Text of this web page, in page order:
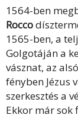
1564-ben
Rocco
1565-ben, a
Golgotáján a
vásznat, az
fényben Jézus
szerkesztés a
Ekkor már sok